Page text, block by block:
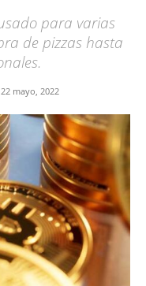
para varias
de pizzas hasta
22 mayo, 2022